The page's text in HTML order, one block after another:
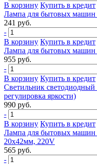
В корзину Купить в кредит
Лампа для бытовых машин
241 руб.
-
В корзину Купить в кредит
Лампа для бытовых машин
955 руб.
-
В корзину Купить в кредит
Светильник
регулировка яркости)
990 руб.
-
В корзину Купить в кредит
Лампа для бытовых машин
20х42мм, 220V
565 руб.
-